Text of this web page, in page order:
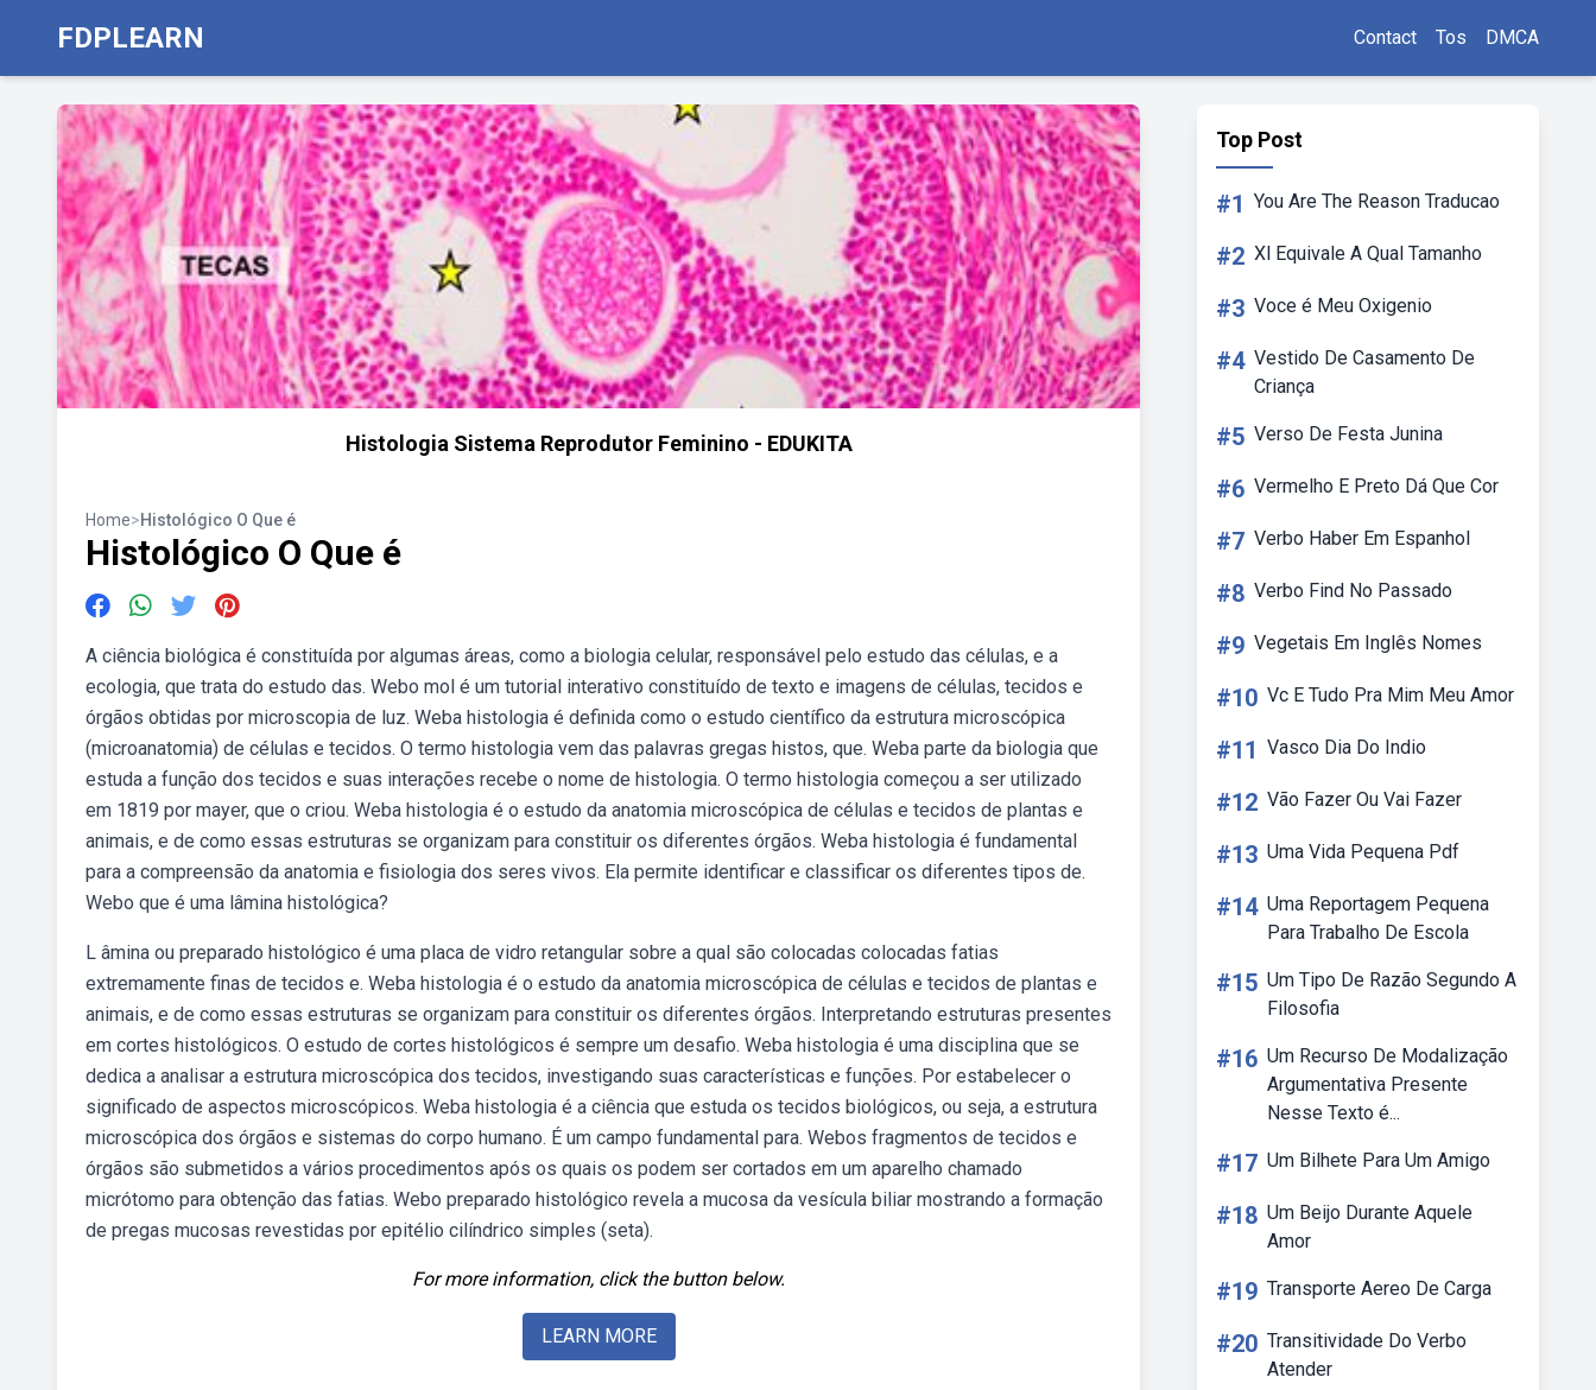
FDPLEARN Contact Tos DMCA
Histologia Sistema Reprodutor Feminino - EDUKITA
Home>Histológico O Que é
Histológico O Que é
A ciência biológica é constituída por algumas áreas, como a biologia celular, responsável pelo estudo das células, e a
ecologia, que trata do estudo das. Webo mol é um tutorial interativo constituído de texto e imagens de células, tecidos e
órgãos obtidas por microscopia de luz. Weba histologia é definida como o estudo científico da estrutura microscópica
(microanatomia) de células e tecidos. O termo histologia vem das palavras gregas histos, que. Weba parte da biologia que
estuda a função dos tecidos e suas interações recebe o nome de histologia. O termo histologia começou a ser utilizado
em 1819 por mayer, que o criou. Weba histologia é o estudo da anatomia microscópica de células e tecidos de plantas e
animais, e de como essas estruturas se organizam para constituir os diferentes órgãos. Weba histologia é fundamental
para a compreensão da anatomia e fisiologia dos seres vivos. Ela permite identificar e classificar os diferentes tipos de.
Webo que é uma lâmina histológica?
L âmina ou preparado histológico é uma placa de vidro retangular sobre a qual são colocadas colocadas fatias
extremamente finas de tecidos e. Weba histologia é o estudo da anatomia microscópica de células e tecidos de plantas e
animais, e de como essas estruturas se organizam para constituir os diferentes órgãos. Interpretando estruturas presentes
em cortes histológicos. O estudo de cortes histológicos é sempre um desafio. Weba histologia é uma disciplina que se
dedica a analisar a estrutura microscópica dos tecidos, investigando suas características e funções. Por estabelecer o
significado de aspectos microscópicos. Weba histologia é a ciência que estuda os tecidos biológicos, ou seja, a estrutura
microscópica dos órgãos e sistemas do corpo humano. É um campo fundamental para. Webos fragmentos de tecidos e
órgãos são submetidos a vários procedimentos após os quais os podem ser cortados em um aparelho chamado
micrótomo para obtenção das fatias. Webo preparado histológico revela a mucosa da vesícula biliar mostrando a formação
de pregas mucosas revestidas por epitélio cilíndrico simples (seta).
For more information, click the button below.
LEARN MORE
Top Post
#1 You Are The Reason Traducao
#2 Xl Equivale A Qual Tamanho
#3 Voce é Meu Oxigenio
#4 Vestido De Casamento De
Criança
#5 Verso De Festa Junina
#6 Vermelho E Preto Dá Que Cor
#7 Verbo Haber Em Espanhol
#8 Verbo Find No Passado
#9 Vegetais Em Inglês Nomes
#10 Vc E Tudo Pra Mim Meu Amor
#11 Vasco Dia Do Indio
#12 Vão Fazer Ou Vai Fazer
#13 Uma Vida Pequena Pdf
#14 Uma Reportagem Pequena
Para Trabalho De Escola
#15 Um Tipo De Razão Segundo A
Filosofia
#16 Um Recurso De Modalização
Argumentativa Presente
Nesse Texto é...
#17 Um Bilhete Para Um Amigo
#18 Um Beijo Durante Aquele
Amor
#19 Transporte Aereo De Carga
#20 Transitividade Do Verbo
Atender